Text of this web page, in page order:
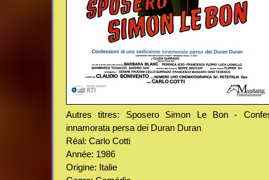
Autres titres: Sposero Simon Le Bon -
innamorata persa dei Duran Duran
Réal: Carlo Cotti
Année: 1986
Origine: Italie